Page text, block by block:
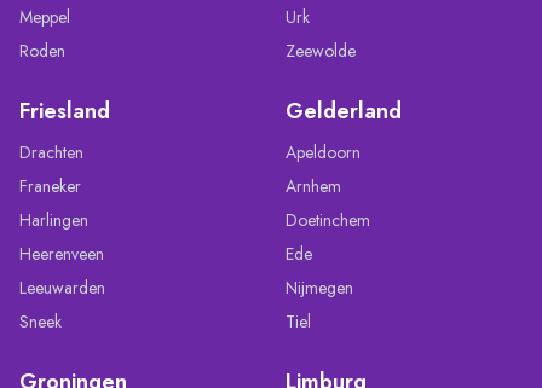
Meppel
Roden
Urk
Zeewolde
Friesland
Drachten
Franeker
Harlingen
Heerenveen
Leeuwarden
Sneek
Gelderland
Apeldoorn
Arnhem
Doetinchem
Ede
Nijmegen
Tiel